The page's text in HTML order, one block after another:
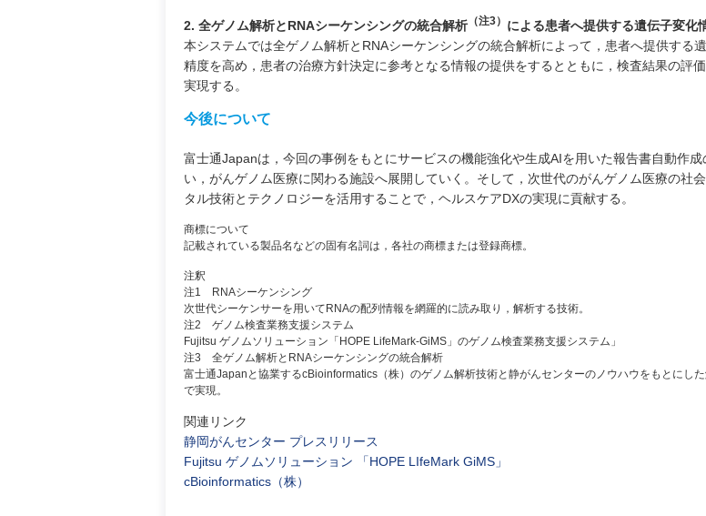
2. 全ゲノム解析とRNAシーケンシングの統合解析 （注3） による患者へ提供する遺伝子変化
本システムでは全ゲノム解析とRNAシーケンシングの統合解析によって，患者へ提供する
精度を高め，患者の治療方針決定に参考となる情報の提供をするとともに，検査結果の評
実現する。
今後について
富士通Japanは，今回の事例をもとにサービスの機能強化や生成AIを用いた報告書自動作
い，がんゲノム医療に関わる施設へ展開していく。そして，次世代のがんゲノム医療の社
タル技術とテクノロジーを活用することで，ヘルスケアDXの実現に貢献する。
商標について
記載されている製品名などの固有名詞は，各社の商標または登録商標。
注釈
注1 RNAシーケンシング
次世代シーケンサーを用いてRNAの配列情報を網羅的に読み取り，解析する技術。
注2 ゲノム検査業務支援システム
Fujitsu ゲノムソリューション「HOPE LifeMark-GiMS」のゲノム検査業務支援システム」
注3 全ゲノム解析とRNAシーケンシングの統合解析
富士通Japanと協業するcBioinformatics（株）のゲノム解析技術と静がんセンターのノウハウをもとにし
で実現。
関連リンク
静岡がんセンター プレスリリース
Fujitsu ゲノムソリューション 「HOPE LIfeMark GiMS」
cBioinformatics（株）